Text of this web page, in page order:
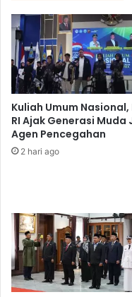
Kuliah Umum Nasional,
RI Ajak Generasi Muda
Agen Pencegahan
2 hari ago